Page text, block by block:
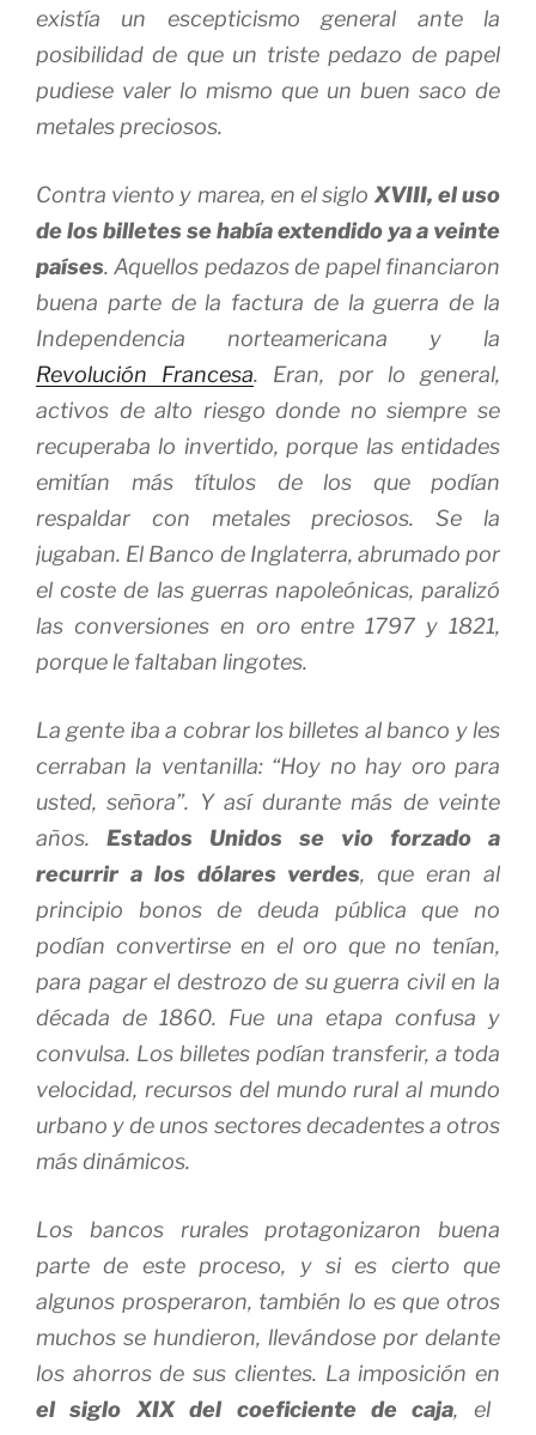
existía un escepticismo general ante la
posibilidad de que un triste pedazo de papel
pudiese valer lo mismo que un buen saco de
metales preciosos.
Contra viento y marea, en el siglo XVIII, el uso
de los billetes se había extendido ya a veinte
países. Aquellos pedazos de papel financiaron
buena parte de la factura de la guerra de la
Independencia norteamericana y la
Revolución Francesa. Eran, por lo general,
activos de alto riesgo donde no siempre se
recuperaba lo invertido, porque las entidades
emitían más títulos de los que podían
respaldar con metales preciosos. Se la
jugaban. El Banco de Inglaterra, abrumado por
el coste de las guerras napoleónicas, paralizó
las conversiones en oro entre 1797 y 1821,
porque le faltaban lingotes.
La gente iba a cobrar los billetes al banco y les
cerraban la ventanilla: “Hoy no hay oro para
usted, señora”. Y así durante más de veinte
años. Estados Unidos se vio forzado a
recurrir a los dólares verdes, que eran al
principio bonos de deuda pública que no
podían convertirse en el oro que no tenían,
para pagar el destrozo de su guerra civil en la
década de 1860. Fue una etapa confusa y
convulsa. Los billetes podían transferir, a toda
velocidad, recursos del mundo rural al mundo
urbano y de unos sectores decadentes a otros
más dinámicos.
Los bancos rurales protagonizaron buena
parte de este proceso, y si es cierto que
algunos prosperaron, también lo es que otros
muchos se hundieron, llevándose por delante
los ahorros de sus clientes. La imposición en
el siglo XIX del coeficiente de caja, el